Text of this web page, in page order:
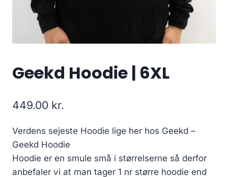
Geekd Hoodie | 6XL
449.00 kr.
Verdens sejeste Hoodie lige her hos Geekd –
Geekd Hoodie
Hoodie er en smule små i størrelserne så derfor
anbefaler vi at man tager 1 nr større hoodie end